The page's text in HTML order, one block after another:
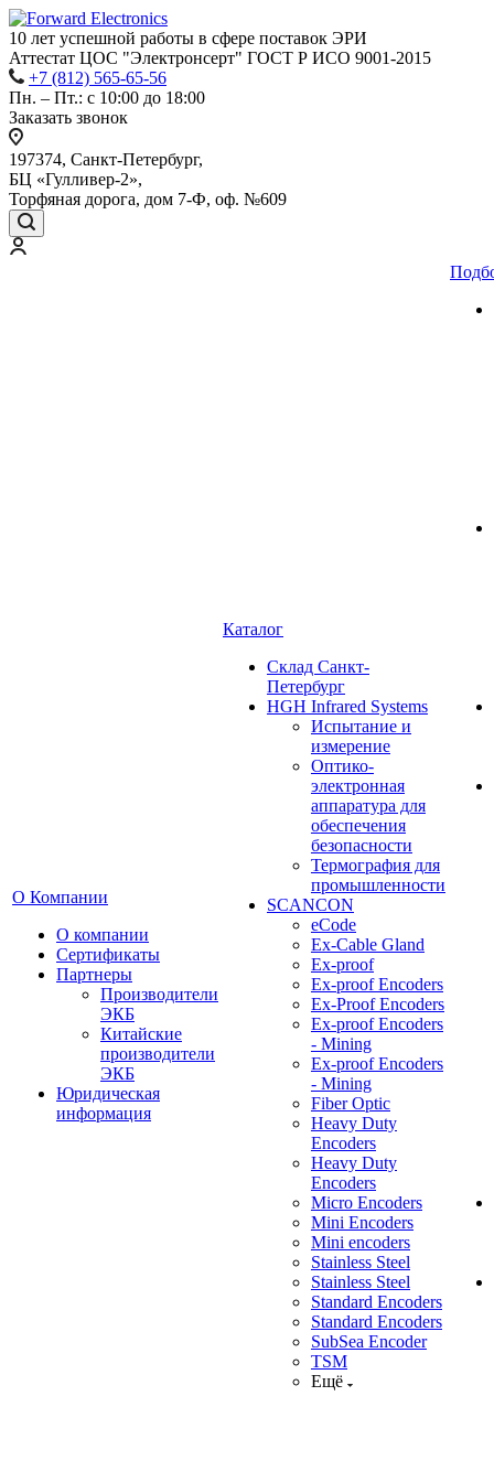
10 лет успешной работы в сфере поставок ЭРИ
Аттестат ЦОС "Электронсерт" ГОСТ Р ИСО 9001-2015
+7 (812) 565-65-56
Пн. – Пт.: с 10:00 до 18:00
Заказать звонок
197374, Санкт-Петербург,
БЦ «Гулливер-2»,
Торфяная дорога, дом 7-Ф, оф. №609
О Компании
О компании
Сертификаты
Партнеры
Производители
ЭКБ
Китайские
производители
ЭКБ
Юридическая
информация
Каталог
Cклад Санкт-
Петербург
HGH Infrared Systems
Испытание и
измерение
Оптико-
электронная
аппаратура для
обеспечения
безопасности
Термография для
промышленности
SCANCON
eCode
Ex-Cable Gland
Ex-proof
Ex-proof Encoders
Ex-Proof Encoders
Ex-proof Encoders
- Mining
Ex-proof Encoders
- Mining
Fiber Optic
Heavy Duty
Encoders
Heavy Duty
Encoders
Micro Encoders
Mini Encoders
Mini encoders
Stainless Steel
Stainless Steel
Standard Encoders
Standard Encoders
SubSea Encoder
TSM
Ещё